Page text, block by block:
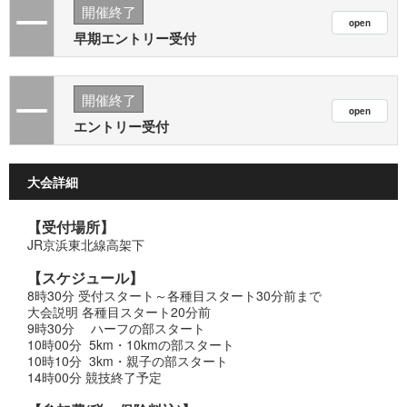
開催終了
早期エントリー受付
開催終了
エントリー受付
大会詳細
【受付場所】
JR京浜東北線高架下
【スケジュール】
8時30分 受付スタート～各種目スタート30分前まで
大会説明 各種目スタート20分前
9時30分 ハーフの部スタート
10時00分 5km・10kmの部スタート
10時10分 3km・親子の部スタート
14時00分 競技終了予定